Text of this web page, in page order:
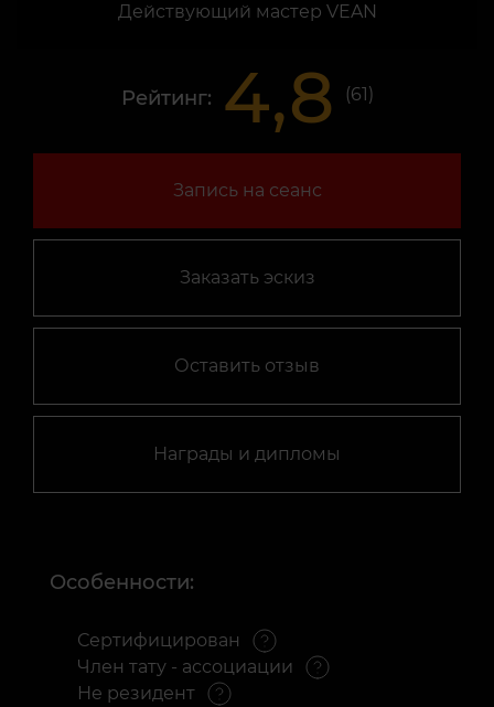
Действующий мастер VEAN
Рейтинг: 4,8 (61)
Запись на сеанс
Заказать эскиз
Оставить отзыв
Награды и дипломы
Особенности:
Сертифицирован
Член тату - ассоциации
Не резидент